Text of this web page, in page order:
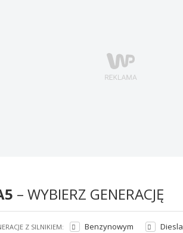
– WYBIERZ GENERACJĘ
Z SILNIKIEM: Benzynowym Diesla